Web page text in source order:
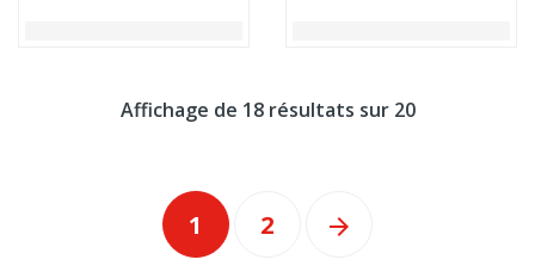
Affichage de 18 résultats sur 20
1 2 